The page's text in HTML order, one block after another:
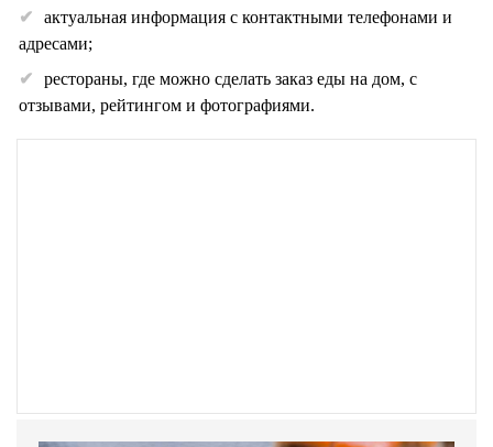
актуальная информация с контактными телефонами и
адресами;
рестораны, где можно сделать заказ еды на дом, с
отзывами, рейтингом и фотографиями.